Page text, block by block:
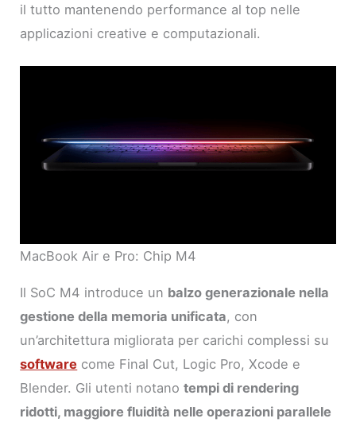
il tutto mantenendo performance al top nelle
applicazioni creative e computazionali.
MacBook Air e Pro: Chip M4
Il SoC M4 introduce un balzo generazionale nella
gestione della memoria unificata, con
un’architettura migliorata per carichi complessi su
software come Final Cut, Logic Pro, Xcode e
Blender. Gli utenti notanotempi di rendering
ridotti, maggiore fluidità nelle operazioni parallele